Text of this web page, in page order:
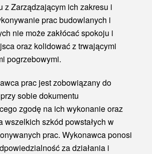
z Zarządzającym ich zakresu i
prac budowlanych i
nie może zakłócać spokoju i
oraz kolidować z trwającymi
pogrzebowymi.
prac jest zobowiązany do
sobie dokumentu
zgodę na ich wykonanie oraz
wszelkich szkód powstałych w
prac. Wykonawca ponosi
za działania i